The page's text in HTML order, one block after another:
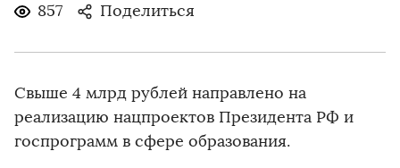
857 Поделиться
Свыше 4 млрд рублей направлено на
реализацию нацпроектов Президента РФ и
госпрограмм в сфере образования.